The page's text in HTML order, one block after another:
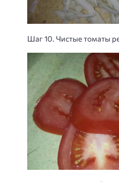
Шаг 10. Чистые томаты